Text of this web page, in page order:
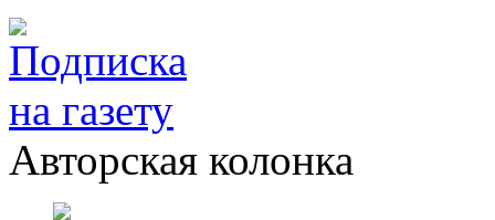
Авторская колонка